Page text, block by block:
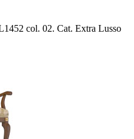
col. 02. Cat. Extra Lusso